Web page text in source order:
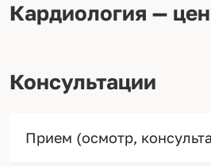
Кардиология —
Консультации
Прием (осмотр,